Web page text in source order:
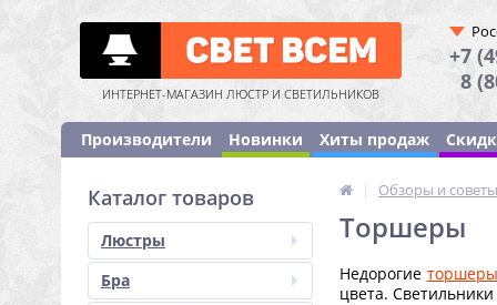
ИНТЕРНЕТ-МАГАЗИН ЛЮСТР И СВЕТИЛЬНИКОВ
+7
8
Производители Новинки Хиты продаж
Каталог товаров
Люстры
Бра
| Обзоры и советы
Торшеры
Недорогие торшеры
цвета.